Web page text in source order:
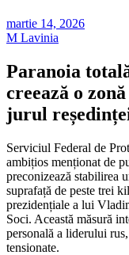
martie 14, 2026
M Lavinia
Paranoia
creează o
jurul
Serviciul Federal de
ambițios menționat de
preconizează stabilirea
suprafață de peste trei
prezidențiale a lui
Soci. Această măsură
personală a liderului
tensionate.